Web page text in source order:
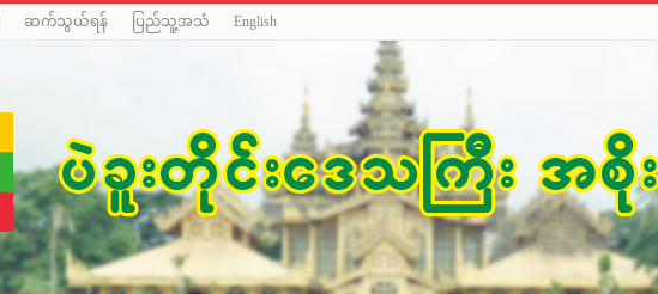
ဆက်သွယ်ရန် ပြည်သူ့အသံ English